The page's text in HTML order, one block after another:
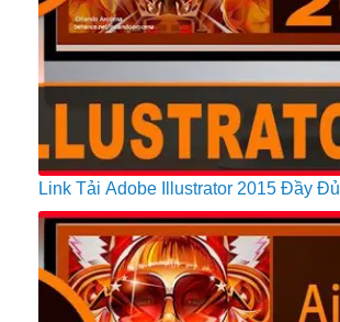
Link Tải Adobe Illustrator 2015 Đầy Đủ